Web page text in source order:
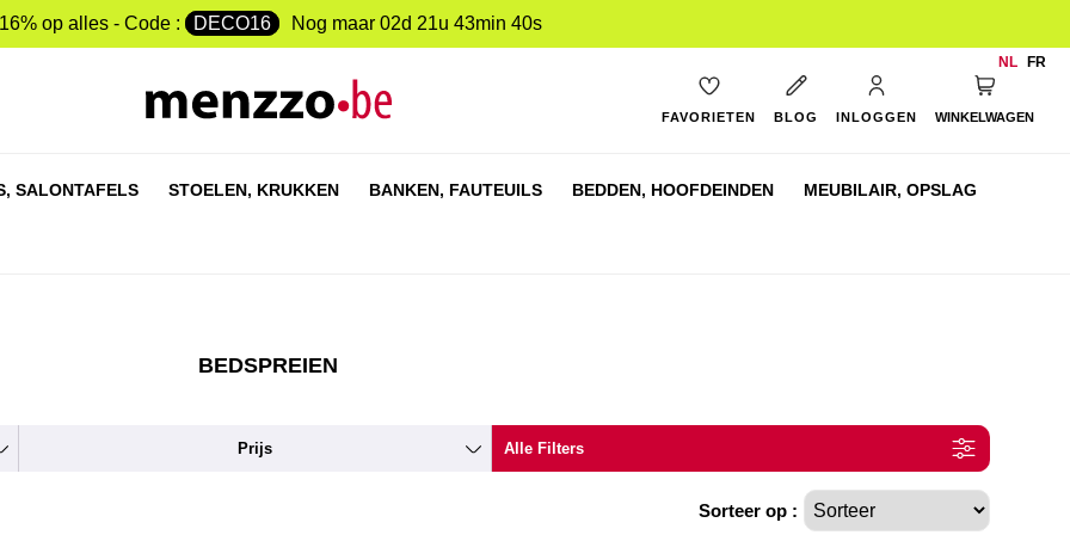
op alles - Code : DECO16 Nog maar 02d 21u 43min 40s
NL FR
FAVORIETEN BLOG INLOGGEN WINKELWAGEN
SALONTAFELS STOELEN, KRUKKEN BANKEN, FAUTEUILS BEDDEN, HOOFDEINDEN MEUBILAIR, OPSLAG
BEDSPREIEN
Prijs Alle Filters
Sorteer op :